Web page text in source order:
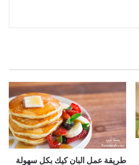
طريقة عمل البان كيك بكل سهولة